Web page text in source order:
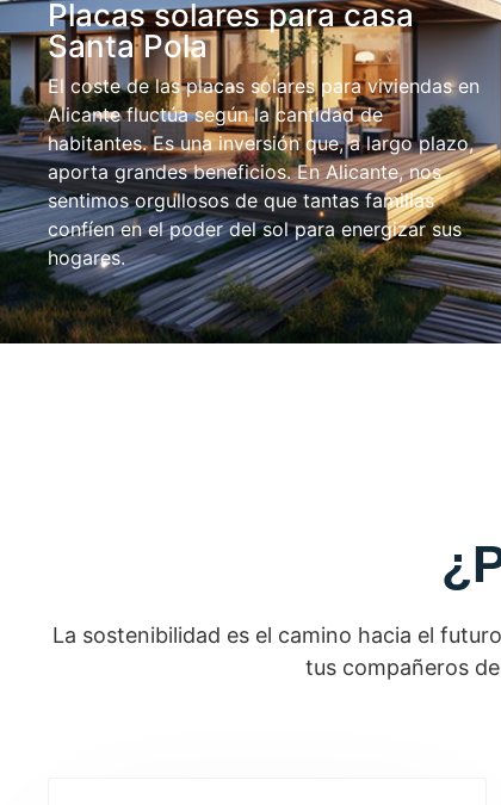
Placas solares para casa
Santa Pola
El coste de las placas solares para viviendas en
Alicante fluctúa según la cantidad de
habitantes. Es una inversión que, a largo plazo,
aporta grandes beneficios. En Alicante, nos
sentimos orgullosos de que tantas familias
confíen en el poder del sol para energizar sus
hogares.
La sostenibilidad es el camino hacia el
tus compañeros